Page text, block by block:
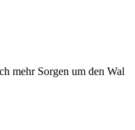
mehr Sorgen um den Wal